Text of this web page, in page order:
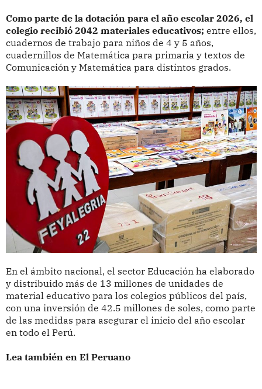
Como parte de la dotación para el año escolar 2026, el
colegio recibió 2042 materiales educativos; entre ellos,
cuadernos de trabajo para niños de 4 y 5 años,
cuadernillos de Matemática para primaria y textos de
Comunicación y Matemática para distintos grados.
En el ámbito nacional, el sector Educación ha elaborado
y distribuido más de 13 millones de unidades de
material educativo para los colegios públicos del país,
con una inversión de 42.5 millones de soles, como parte
de las medidas para asegurar el inicio del año escolar
en todo el Perú.
Lea también en El Peruano